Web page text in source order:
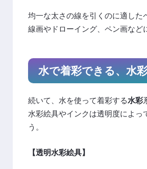
均一な太さの線を引くのに適した
線画やドローイング、ペン画など
水で着彩できる、水
続いて、水を使って着彩する水彩
水彩絵具やインクは透明度によっ
う。
【透明水彩絵具】